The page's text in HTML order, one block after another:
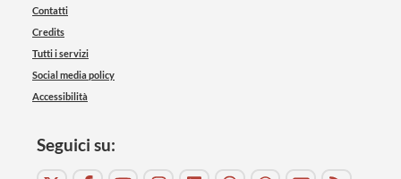
Contatti
Credits
Tutti i servizi
Social media policy
Accessibilità
Seguici su: